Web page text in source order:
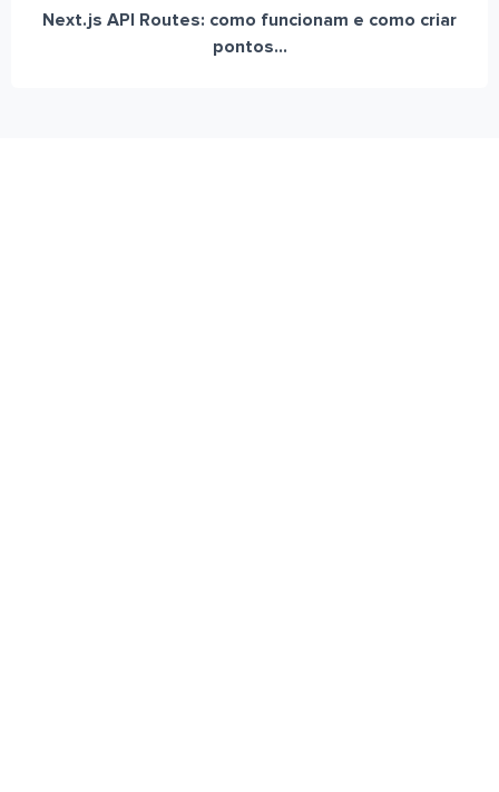
Next.js API Routes: como funcionam e como criar
pontos...